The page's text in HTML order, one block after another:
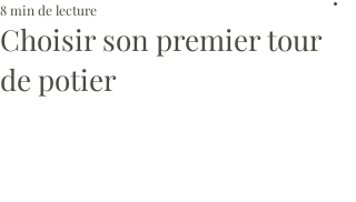
Choisir son premier tour
de potier
8 min de lecture